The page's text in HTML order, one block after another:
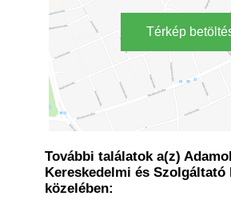
Térkép
További találatok a(z)
Kereskedelmi és Szolgáltató
közelében: